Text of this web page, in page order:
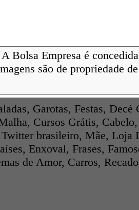
Bolsa Empresa é
são de propriedade
, Garotas, Festas, Decé
, Cursos Grátis, Cabelo
Twitter brasileiro, Mãe, Loja
, Enxoval, Frases,
de Amor, Carros,